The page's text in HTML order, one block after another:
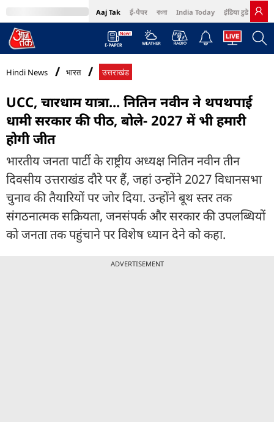
Aaj Tak ई-पेपर বাংলা India Today इंडिया टुडे हिंदी
MumbaiTak Cosmopolitan Harper's Bazaar Northeast
Hindi News भारत उत्तराखंड
UCC, चारधाम यात्रा... नितिन नवीन ने थपथपाई
धामी सरकार की पीठ, बोले- 2027 में भी हमारी
होगी जीत
भारतीय जनता पार्टी के राष्ट्रीय अध्यक्ष नितिन नवीन तीन
दिवसीय उत्तराखंड दौरे पर हैं, जहां उन्होंने 2027 विधानसभा
चुनाव की तैयारियों पर जोर दिया. उन्होंने बूथ स्तर तक
संगठनात्मक सक्रियता, जनसंपर्क और सरकार की उपलब्धियों
को जनता तक पहुंचाने पर विशेष ध्यान देने को कहा.
ADVERTISEMENT